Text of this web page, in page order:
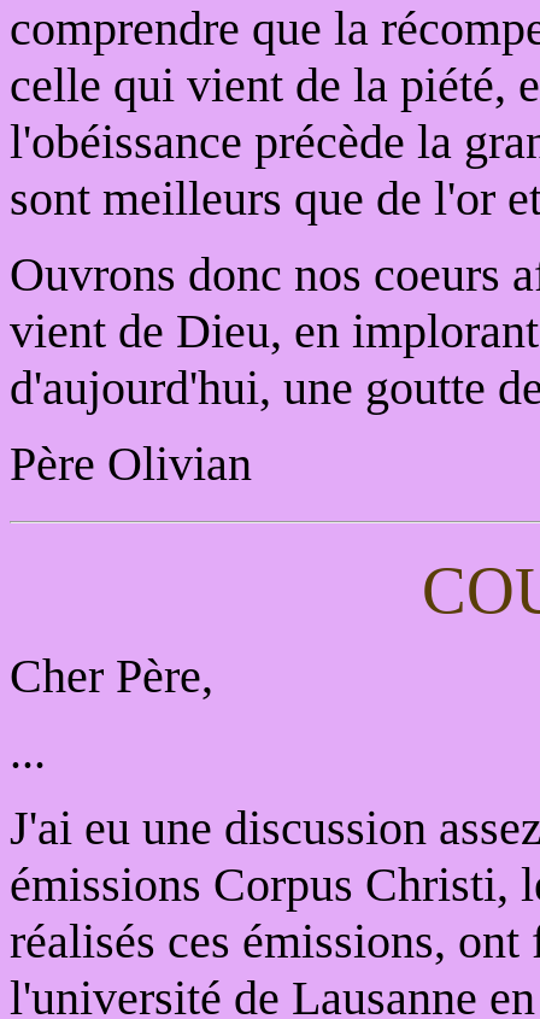
comprendre que la
celle qui vient de la piété,
l'obéissance précède la
sont meilleurs que de l'or
Ouvrons donc nos coeurs
vient de Dieu, en
d'aujourd'hui, une goutte
Père Olivian
Cher Père,
...
J'ai eu une discussion
émissions Corpus Christi,
réalisés ces émissions,
l'université de Lausanne